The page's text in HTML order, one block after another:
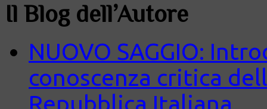
Il Blog dell’Autore
NUOVO SAGGIO:
conoscenza critica
Repubblica Italiana